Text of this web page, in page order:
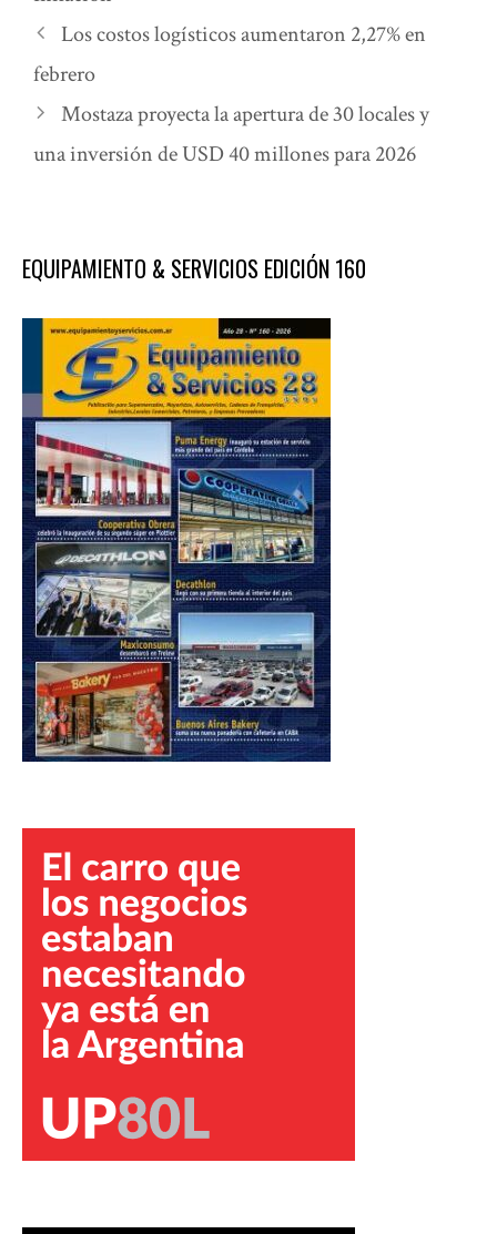
Los costos logísticos aumentaron 2,27% en
febrero
Mostaza proyecta la apertura de 30 locales y
una inversión de USD 40 millones para 2026
EQUIPAMIENTO & SERVICIOS EDICIÓN 160